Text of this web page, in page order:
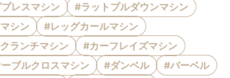
レスマシン
#ラットプルダウンマシン
シン
#レッグカールマシン
ランチマシン
#カーフレイズマシン
ブルクロスマシン #ダンベル
#バーベル